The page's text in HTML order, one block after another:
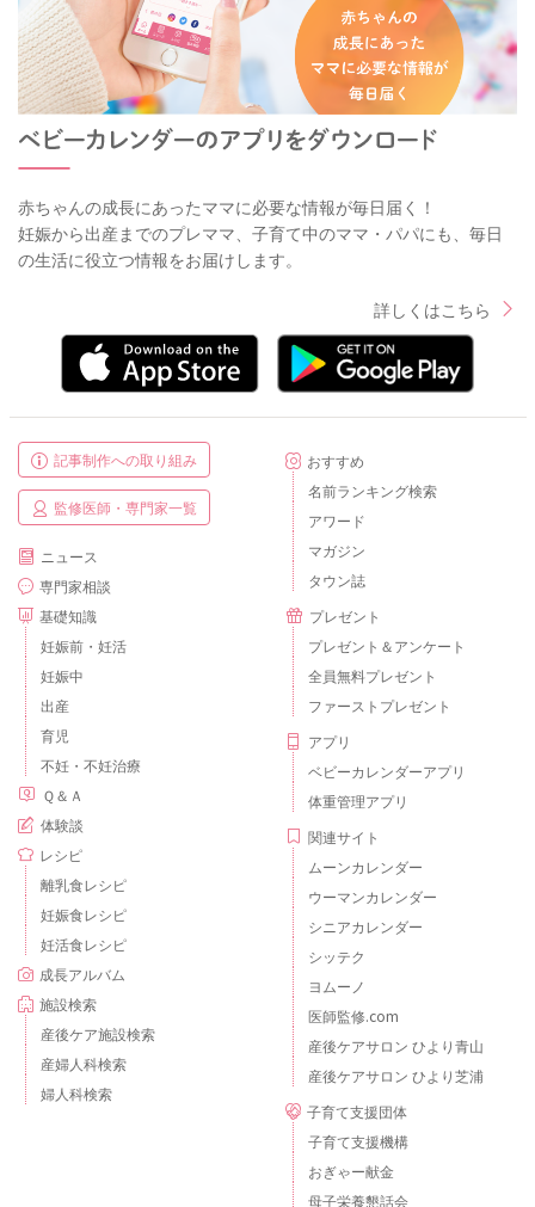
赤ちゃんの成長にあったママに必要な情報が毎日届く！
妊娠から出産までのプレママ、子育て中のママ・パパにも、毎日
の生活に役立つ情報をお届けします。
詳しくはこちら
記事制作への取り組み
監修医師・専門家一覧
ニュース
専門家相談
基礎知識
妊娠前・妊活
妊娠中
出産
育児
不妊・不妊治療
Ｑ＆Ａ
体験談
レシピ
離乳食レシピ
妊娠食レシピ
妊活食レシピ
成長アルバム
施設検索
産後ケア施設検索
産婦人科検索
婦人科検索
おすすめ
名前ランキング検索
アワード
マガジン
タウン誌
プレゼント
プレゼント＆アンケート
全員無料プレゼント
ファーストプレゼント
アプリ
ベビーカレンダーアプリ
体重管理アプリ
関連サイト
ムーンカレンダー
ウーマンカレンダー
シニアカレンダー
シッテク
ヨムーノ
医師監修.com
産後ケアサロン ひより青山
産後ケアサロン ひより芝浦
子育て支援団体
子育て支援機構
おぎゃー献金
母子栄養懇話会